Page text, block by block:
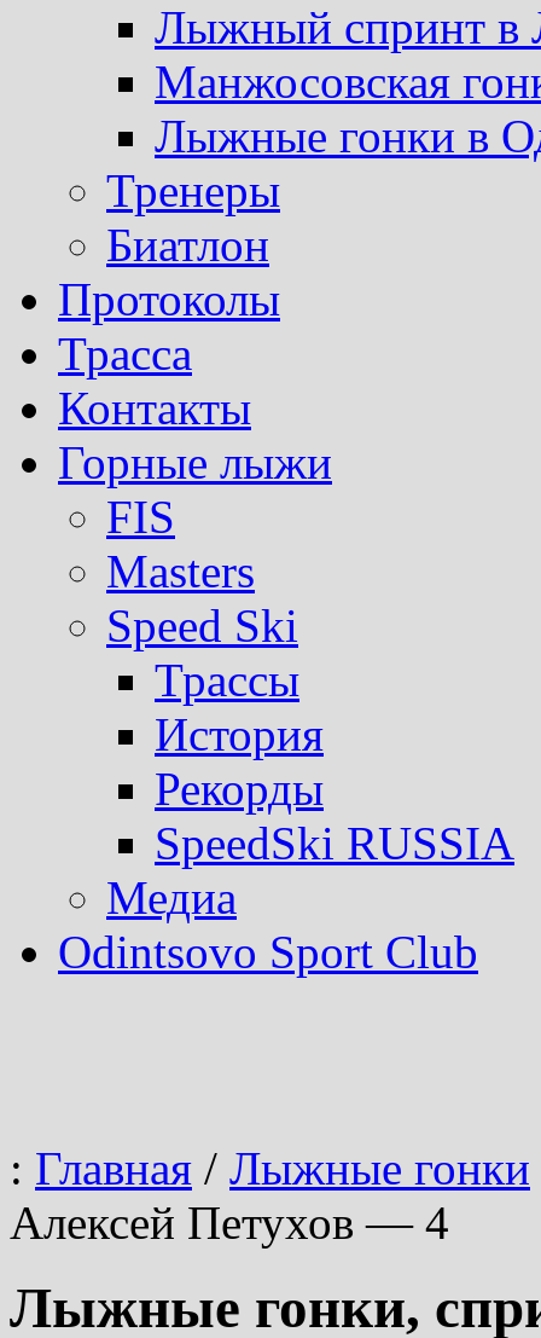
Лыжный спринт в
Манжосовская
Лыжные гонки в
Тренеры
Биатлон
Протоколы
Трасса
Контакты
Горные лыжи
FIS
Masters
Speed Ski
Трассы
История
Рекорды
SpeedSki RUSSIA
Медиа
Odintsovo Sport Club
: Главная / Лыжные гонки
Алексей Петухов — 4
Лыжные гонки,